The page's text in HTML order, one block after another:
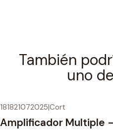
También
uno
181821072025|Cort
Amplificador Multiple